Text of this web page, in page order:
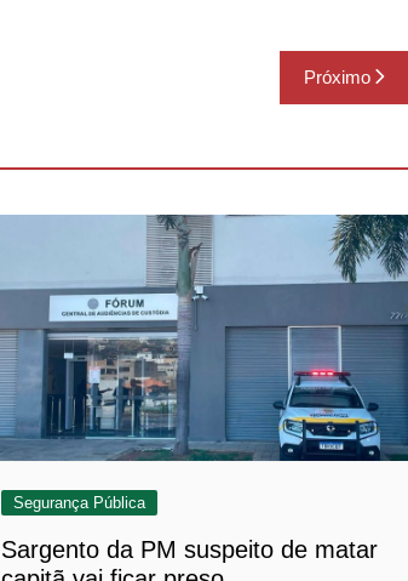
Próximo
Segurança Pública
Sargento da PM suspeito de matar